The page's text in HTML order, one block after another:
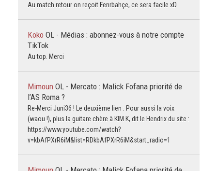
Au match retour on reçoit Fenrbahçe, ce sera facile xD
Koko OL - Médias : abonnez-vous à notre compte
TikTok
Au top. Merci
Mimoun OL - Mercato : Malick Fofana priorité de
l’AS Roma ?
Re-Merci Juni36 ! Le deuxième lien : Pour aussi la voix
(waou !), plus la guitare chère à KIM K, dit le Hendrix du site :
https://www.youtube.com/watch?
v=kbAfPXrR6iM&list=RDkbAfPXrR6iM&start_radio=1